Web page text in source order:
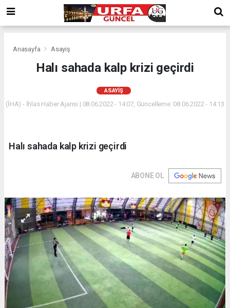
Anasayfa Asayiş
Halı sahada kalp krizi geçirdi
ASAYIŞ
(İHA) - İhlas Haber Ajansı | 08.06.2022 - 14:07, Güncelleme: 08.06.2022 - 14:13
Halı sahada kalp krizi geçirdi
ABONE OL